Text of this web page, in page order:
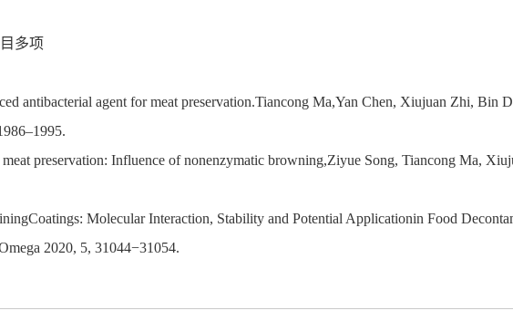
多项
antibacterial agent for meat preservation.Tiancong Ma,Yan Chen, Xiujuan Zhi, Bin
preservation: Influence of nonenzymatic browning,Ziyue Song, Tiancong Ma,
Molecular Interaction, Stability and Potential Applicationin Food
2020, 5, 31044−31054.